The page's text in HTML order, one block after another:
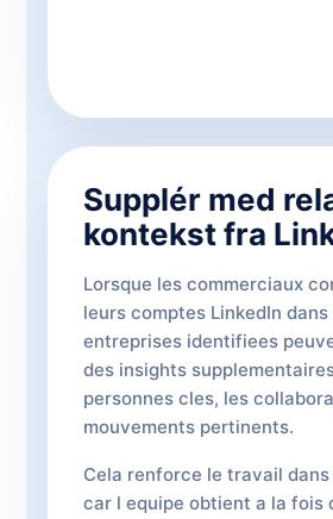
Supplér med
kontekst fra
Lorsque les commerciaux
leurs comptes LinkedIn
entreprises identifiees
des insights
personnes cles, les
mouvements pertinents.
Cela renforce le travail dans
car l equipe obtient a la fois